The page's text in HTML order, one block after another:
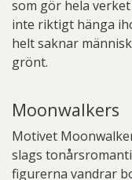
som gör hela
inte riktigt hänga
helt saknar
grönt.
Moonwalkers
Motivet
slags
figurerna vandrar